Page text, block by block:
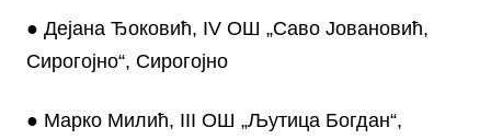
● Дејана Ђоковић, IV ОШ „Саво Јовановић,
Сирогојно“, Сирогојно
● Марко Милић, III ОШ „Љутица Богдан“,